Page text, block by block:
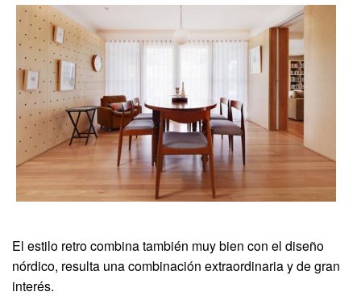
El estilo retro combina también muy bien con el diseño
nórdico, resulta una combinación extraordinaria y de gran
interés.